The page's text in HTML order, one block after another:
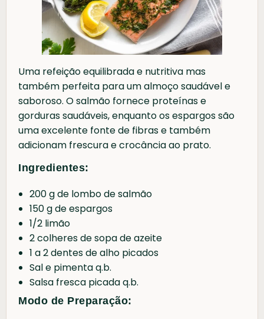
Uma refeição equilibrada e nutritiva mas
também perfeita para um almoço saudável e
saboroso. O salmão fornece proteínas e
gorduras saudáveis, enquanto os espargos são
uma excelente fonte de fibras e também
adicionam frescura e crocância ao prato.
Ingredientes:
200 g de lombo de salmão
150 g de espargos
1/2 limão
2 colheres de sopa de azeite
1 a 2 dentes de alho picados
Sal e pimenta q.b.
Salsa fresca picada q.b.
Modo de Preparação: